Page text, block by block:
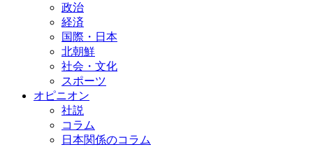
政治
経済
国際・日本
北朝鮮
社会・文化
スポーツ
オピニオン
社説
コラム
日本関係のコラム